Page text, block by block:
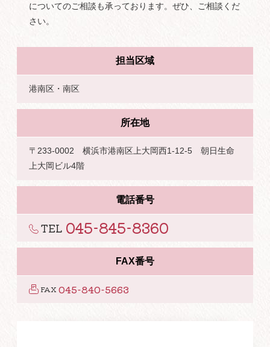
についてのご相談も承っております。ぜひ、ご相談くだ
さい。
担当区域
港南区・南区
所在地
〒233-0002 横浜市港南区上大岡西1-12-5 朝日生命
上大岡ビル4階
電話番号
TEL 045-845-8360
FAX番号
FAX 045-840-5663